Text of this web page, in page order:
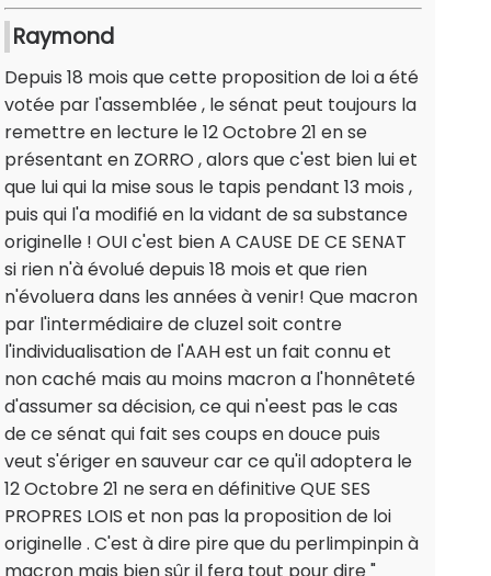
Raymond
Depuis 18 mois que cette proposition de loi a été
votée par l'assemblée , le sénat peut toujours la
remettre en lecture le 12 Octobre 21 en se
présentant en ZORRO , alors que c'est bien lui et
que lui qui la mise sous le tapis pendant 13 mois ,
puis qui l'a modifié en la vidant de sa substance
originelle ! OUI c'est bien A CAUSE DE CE SENAT
si rien n'à évolué depuis 18 mois et que rien
n'évoluera dans les années à venir! Que macron
par l'intermédiaire de cluzel soit contre
l'individualisation de l'AAH est un fait connu et
non caché mais au moins macron a l'honnêteté
d'assumer sa décision, ce qui n'eest pas le cas
de ce sénat qui fait ses coups en douce puis
veut s'ériger en sauveur car ce qu'il adoptera le
12 Octobre 21 ne sera en définitive QUE SES
PROPRES LOIS et non pas la proposition de loi
originelle . C'est à dire pire que du perlimpinpin à